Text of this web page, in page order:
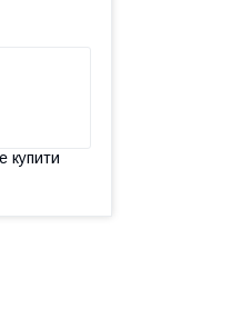
купити